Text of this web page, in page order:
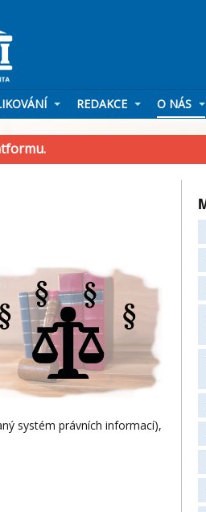
REDAKCE O NÁS
systém právních informací),